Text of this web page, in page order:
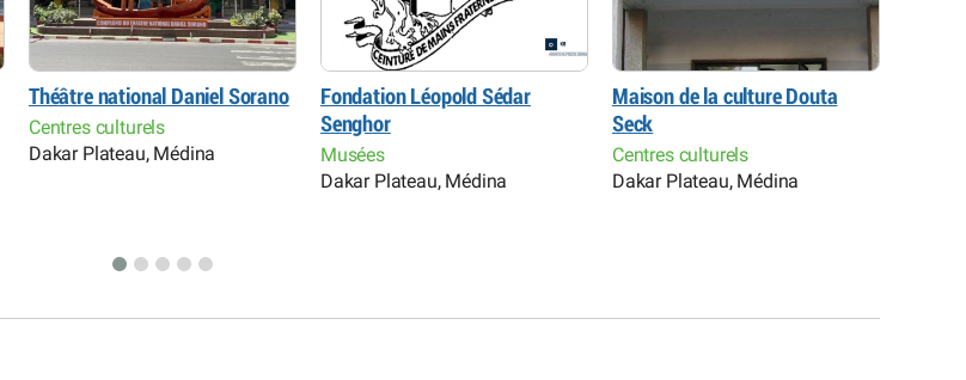
Théâtre national Daniel Sorano
Centres culturels
Dakar Plateau, Médina
Fondation Léopold Sédar
Senghor
Musées
Dakar Plateau, Médina
Maison de la culture Douta
Seck
Centres culturels
Dakar Plateau, Médina